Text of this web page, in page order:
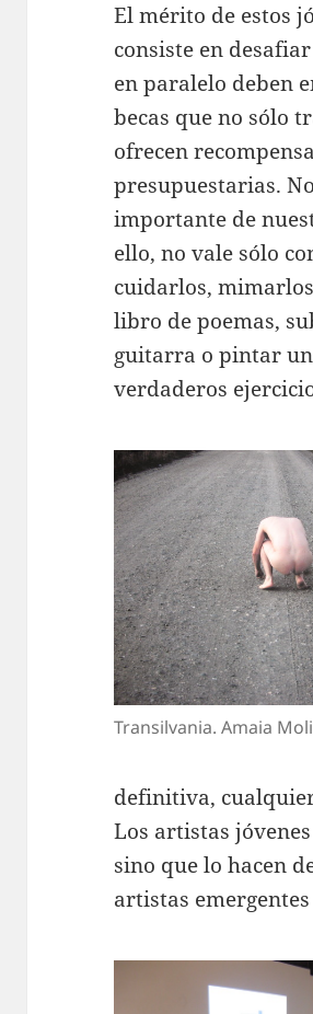
El mérito de estos
consiste en
en paralelo deben
becas que no sólo
ofrecen
presupuestarias.
importante de
ello, no vale sólo
cuidarlos,
libro de poemas,
guitarra o pintar
verdaderos
Transilvania. Amaia
definitiva,
Los artistas
sino que lo hacen
artistas